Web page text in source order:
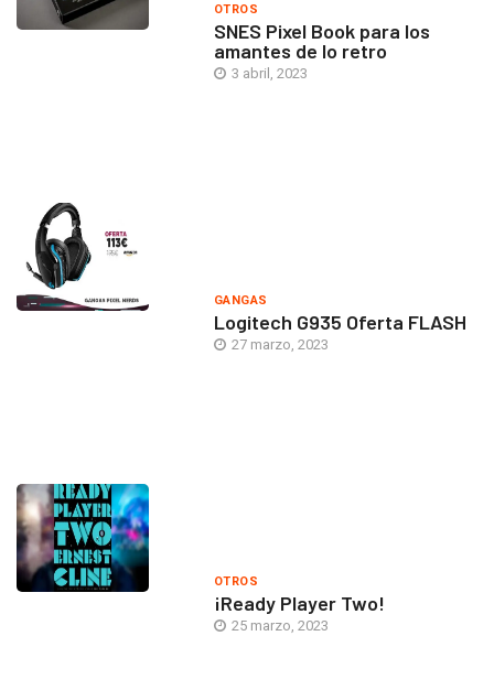
OTROS
SNES Pixel Book para los
amantes de lo retro
3 abril, 2023
GANGAS
Logitech G935 Oferta FLASH
27 marzo, 2023
OTROS
¡Ready Player Two!
25 marzo, 2023